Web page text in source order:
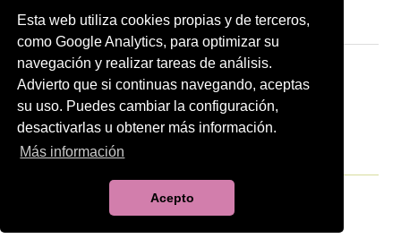
Esta web utiliza cookies propias y de terceros,
como Google Analytics, para optimizar su
navegación y realizar tareas de análisis.
Advierto que si continuas navegando, aceptas
su uso. Puedes cambiar la configuración,
desactivarlas u obtener más información.
Más información
Acepto
ETIQUETAS